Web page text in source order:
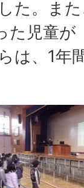
た。ま
た児童が
は、1年